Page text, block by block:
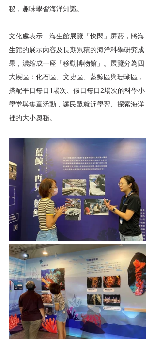
秘，趣味學習海洋知識。
文化處表示， 海生館展覽 「快閃」屏菸，將海
生館的展示內容及長期累積的海洋科學研究成
果，濃縮成一座「移動博物館」。展覽分為四
大展區：化石區、文史區、藍鯨區與珊瑚區，
搭配平日每日1場次、假日每日2場次的科學小
學堂與集章活動，讓民眾就近學習、探索海洋
裡的大小奧秘。